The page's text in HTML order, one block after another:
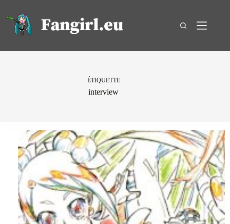
contenu
ÉTIQUETTE
interview